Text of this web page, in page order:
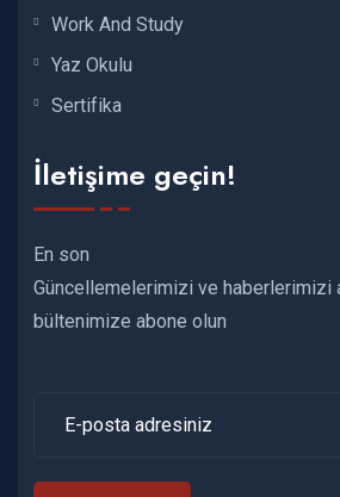
Work And Study
Yaz Okulu
Sertifika
İletişime geçin!
En son
Güncellemelerimizi ve haberlerimizi
bültenimize abone olun